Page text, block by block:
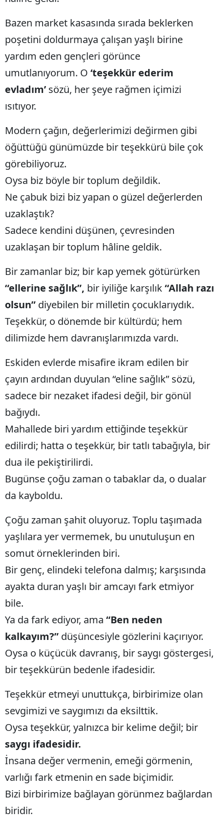
Kastamonu
Kayseri
Kırklareli
Kırşehir
Konya
Kütahya
Malatya
Manisa
Mardin
Muş
Nevşehir
Niğde
Ordu
Rize
Sakarya
Samsun
Sinop
Tekirdağ
Trabzon
Tunceli
Yozgat
Zonguldak
Aksaray
Karaman
Şırnak
Bartın
Ardahan
Bazen market kasasında sırada beklerken
poşetini doldurmaya çalışan yaşlı birine
yardım eden gençleri görünce
umutlanıyorum. O ‘teşekkür ederim
evladım’ sözü, her şeye rağmen içimizi
ısıtıyor.
Modern çağın, değerlerimizi değirmen gibi
öğüttüğü günümüzde bir teşekkürü bile çok
görebiliyoruz.
Oysa biz böyle bir toplum değildik.
Ne çabuk bizi biz yapan o güzel değerlerden
uzaklaştık?
Sadece kendini düşünen, çevresinden
uzaklaşan bir toplum hâline geldik.
Bir zamanlar biz; bir kap yemek götürürken
“ellerine sağlık”, bir iyiliğe karşılık“Allah razı
olsun” diyebilen bir milletin çocuklarıydık.
Teşekkür, o dönemde bir kültürdü; hem
dilimizde hem davranışlarımızda vardı.
Eskiden evlerde misafire ikram edilen bir
çayın ardından duyulan “eline sağlık” sözü,
sadece bir nezaket ifadesi değil, bir gönül
bağıydı.
Mahallede biri yardım ettiğinde teşekkür
edilirdi; hatta o teşekkür, bir tatlı tabağıyla, bir
dua ile pekiştirilirdi.
Bugünse çoğu zaman o tabaklar da, o dualar
da kayboldu.
Çoğu zaman şahit oluyoruz. Toplu taşımada
yaşlılara yer vermemek, bu unutuluşun en
somut örneklerinden biri.
Bir genç, elindeki telefona dalmış; karşısında
ayakta duran yaşlı bir amcayı fark etmiyor
bile.
Ya da fark ediyor, ama “Ben neden
kalkayım?” düşüncesiyle gözlerini kaçırıyor.
Oysa o küçücük davranış, bir saygı göstergesi,
bir teşekkürün bedenle ifadesidir.
Teşekkür etmeyi unuttukça, birbirimize olan
sevgimizi ve saygımızı da eksilttik.
Oysa teşekkür, yalnızca bir kelime değil; bir
saygı ifadesidir.
İnsana değer vermenin, emeği görmenin,
varlığı fark etmenin en sade biçimidir.
Bizi birbirimize bağlayan görünmez bağlardan
biridir.